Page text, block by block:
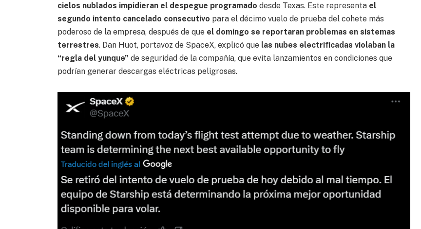
cielos nublados impidieran el despegue programado desde Texas. Este representa el
segundo intento cancelado consecutivo para el décimo vuelo de prueba del cohete más
poderoso de la empresa, después de que el domingo se reportaran problemas en sistemas
terrestres. Dan Huot, portavoz de SpaceX, explicó quelas nubes electrificadas violaban la
“regla del yunque” de seguridad de la compañía, que evita lanzamientos en condiciones que
podrían generar descargas eléctricas peligrosas.